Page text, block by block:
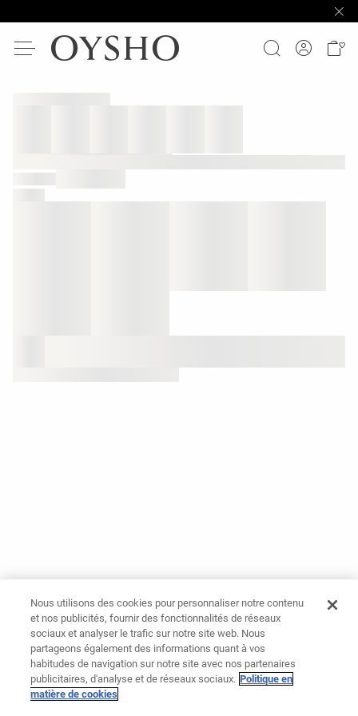
Nous utilisons des cookies pour personnaliser notre contenu
et nos publicités, fournir des fonctionnalités de réseaux
sociaux et analyser le trafic sur notre site web. Nous
partageons également des informations quant à vos
habitudes de navigation sur notre site avec nos partenaires
publicitaires, d'analyse et de réseaux sociaux. Politique en
matière de cookies